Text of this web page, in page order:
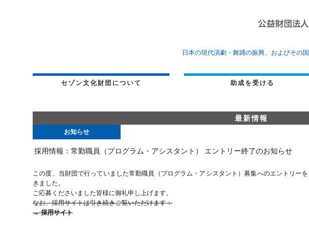
日本の現代演劇・舞踊の振興、およびその
セゾン文化財団について 助成を受ける
最新情報
お知らせ
採用情報：常勤職員（プログラム・アシスタント） エントリー終了のお知らせ
この度、当財団で行っていました常勤職員（プログラム・アシスタント）募集へのエントリー
きました。
ご応募くださいました皆様に御礼申し上げます。
なお、採用サイトは引き続きご覧いただけます：
→ 採用サイト